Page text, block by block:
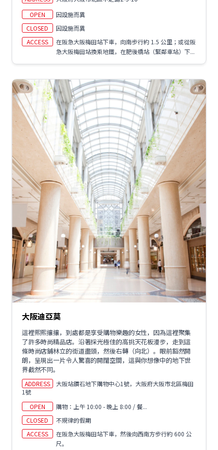
OPEN
因設施而異
CLOSED
因設施而異
ACCESS
在阪急大阪梅田站下車，向南步行約 1.5 公里；或從阪
急大阪梅田站換乘地鐵，在肥後橋站（緊鄰車站）下...
大阪迪亞莫
這裡熙熙攘攘，到處都是享受購物樂趣的女性，因為這裡聚集
了許多時尚精品店。沿著採光極佳的高挑天花板漫步，走到這
條時尚店鋪林立的街道盡頭，然後右轉（向北）。眼前豁然開
朗，呈現出一片令人驚喜的開闊空間，這與你想像中的地下世
界截然不同。
ADDRESS
大阪站鑽石地下購物中心1號，大阪府大阪市北區梅田
1號
OPEN
購物：上午 10:00 - 晚上 8:00 / 餐...
CLOSED
不規律的假期
ACCESS
在阪急大阪梅田站下車，然後向西南方步行約 600 公
尺。